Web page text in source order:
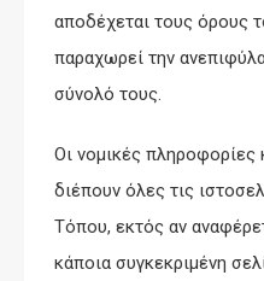
αποδέχεται τους όρους
παραχωρεί την
σύνολό τους.
Οι νομικές πληροφορίες
διέπουν όλες τις
Τόπου, εκτός αν
κάποια συγκεκριμένη